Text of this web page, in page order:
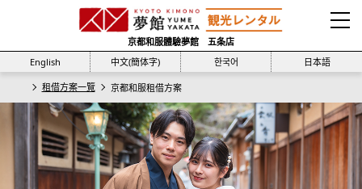
京都和服體驗夢館 五条店
English
中文(簡体字) 한국어 日本語
租借方案一覽 京都和服租借方案